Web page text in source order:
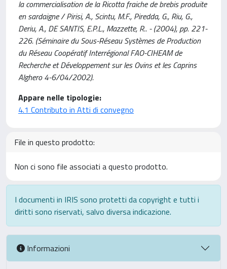
la commercialisation de la Ricotta fraiche de brebis produite
en sardaigne / Pirisi, A., Scintu, M.F., Piredda, G., Riu, G.,
Deriu, A., DE SANTIS, E.P.L., Mazzette, R.. - (2004), pp. 221-
226. (Séminaire du Sous-Réseau Systèmes de Production
du Réseau Coopératif Interrégional FAO-CIHEAM de
Recherche et Développement sur les Ovins et les Caprins
Alghero 4-6/04/2002).
Appare nelle tipologie:
4.1 Contributo in Atti di convegno
File in questo prodotto:
Non ci sono file associati a questo prodotto.
I documenti in IRIS sono protetti da copyright e tutti i
diritti sono riservati, salvo diversa indicazione.
Informazioni